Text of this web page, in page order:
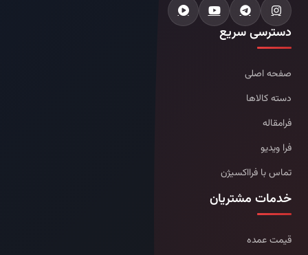
دسترسی سریع
صفحه اصلی
دسته کالاها
فرامقاله
فرا ویدیو
تماس با فرااکسیژن
خدمات مشتریان
قیمت عمده